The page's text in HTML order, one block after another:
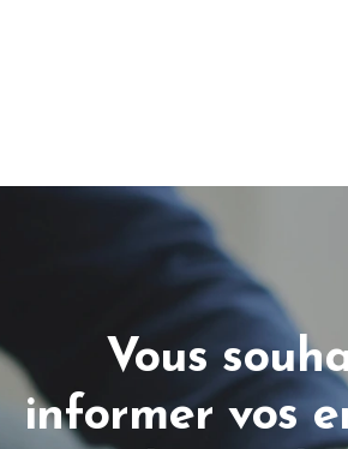
Vous
informer vos